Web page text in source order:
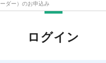
ドメイン一
バリュード
方 おすすめ
方 おすすめ
ダー）のお申込み
ログイン